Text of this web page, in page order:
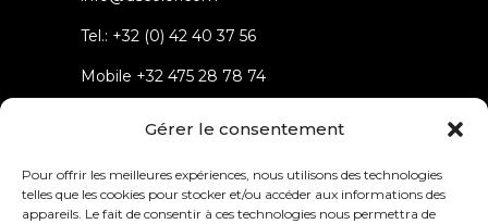
Gérer le consentement
Pour offrir les meilleures expériences, nous utilisons des technologies
telles que les cookies pour stocker et/ou accéder aux informations des
appareils. Le fait de consentir à ces technologies nous permettra de
Tel.: +32 (0) 42 40 37 56
Mobile +32 475 28 78 74